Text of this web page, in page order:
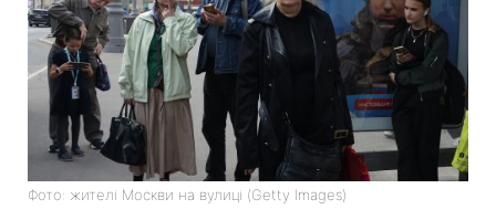
Фото: жителі Москви на вулиці (Getty Images)